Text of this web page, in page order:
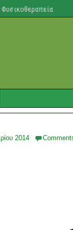
Φυσικοθεραπεία
2014